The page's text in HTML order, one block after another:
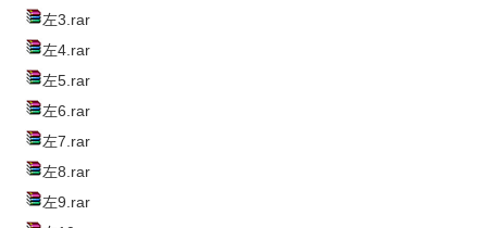
左3.rar
左4.rar
左5.rar
左6.rar
左7.rar
左8.rar
左9.rar